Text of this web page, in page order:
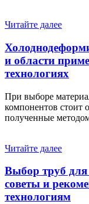
Читайте далее
и области
технологиях
При выборе
компонентов стоит
полученные
Читайте далее
Выбор труб для
советы и
технологиям